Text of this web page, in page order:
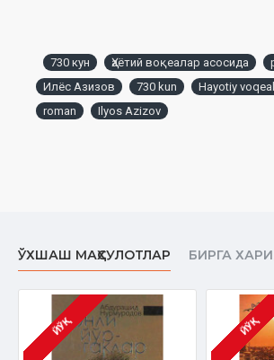
730 кун Ҳаётий воқеалар асосида
Илёс Азизов
730 kun
Hayotiy
roman
Ilyos Azizov
ЎХШАШ МАҲСУЛОТЛАР БИРГА
ЙЎҚ ЙЎҚ